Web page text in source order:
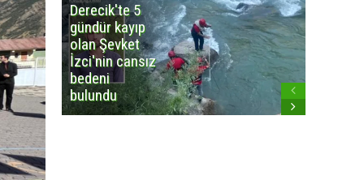
Derecik'te 5
gündür kayıp
olan Şevket
İzci'nin cansız
bedeni
bulundu